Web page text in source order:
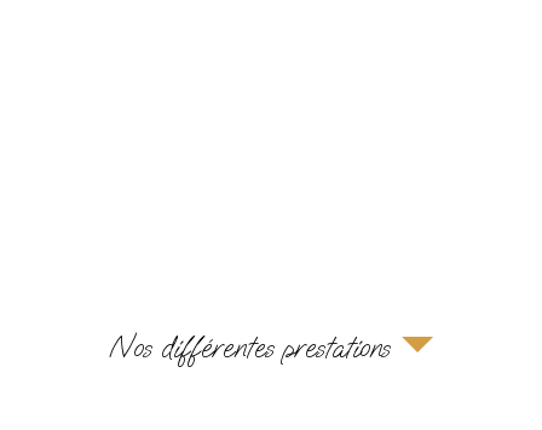
Nos différentes prestations